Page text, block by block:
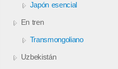
Japón esencial
En tren
Transmongoliano
Uzbekistán